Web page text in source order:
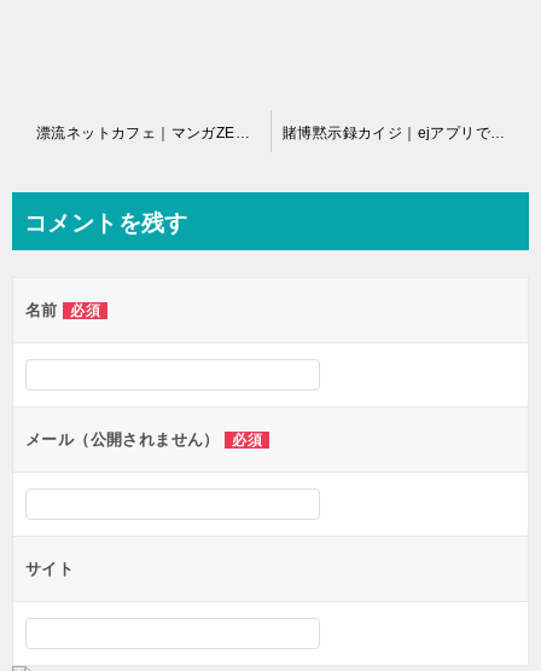
ビ
ー
シ
ン
漂流ネットカフェ｜マンガZEROで全話無料 賭博黙示録カイジ｜ejアプリで第1章全話無料
コメントを残す
名前 必須
メール（公開されません） 必須
サイト